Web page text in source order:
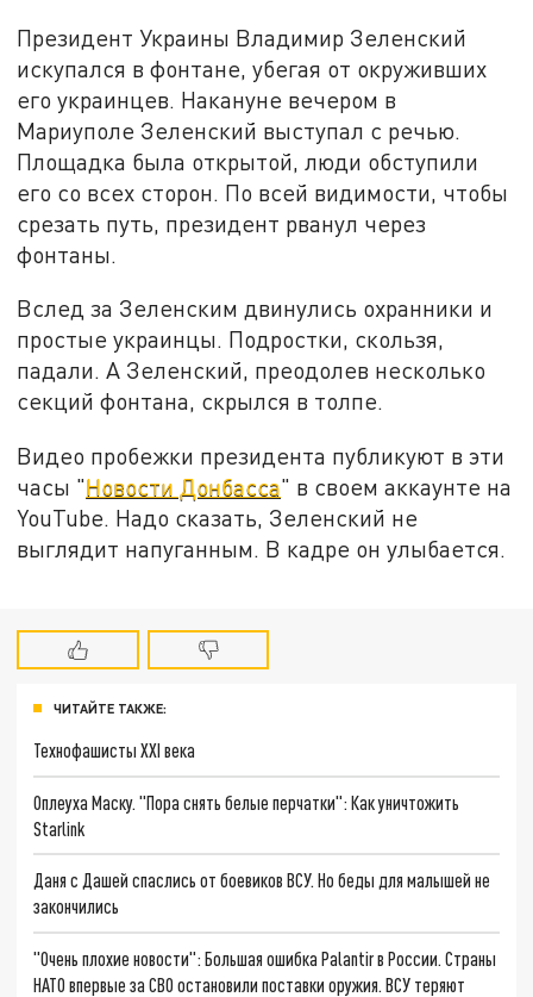
Президент Украины Владимир Зеленский
искупался в фонтане, убегая от окруживших
его украинцев. Накануне вечером в
Мариуполе Зеленский выступал с речью.
Площадка была открытой, люди обступили
его со всех сторон. По всей видимости, чтобы
срезать путь, президент рванул через
фонтаны.
Вслед за Зеленским двинулись охранники и
простые украинцы. Подростки, скользя,
падали. А Зеленский, преодолев несколько
секций фонтана, скрылся в толпе.
Видео пробежки президента публикуют в эти
часы "Новости Донбасса" в своем аккаунте на
YouTube. Надо сказать, Зеленский не
выглядит напуганным. В кадре он улыбается.
ЧИТАЙТЕ ТАКЖЕ:
Технофашисты XXI века
Оплеуха Маску. "Пора снять белые перчатки": Как уничтожить
Starlink
Даня с Дашей спаслись от боевиков ВСУ. Но беды для малышей не
закончились
"Очень плохие новости": Большая ошибка Palantir в России. Страны
НАТО впервые за СВО остановили поставки оружия. ВСУ теряют